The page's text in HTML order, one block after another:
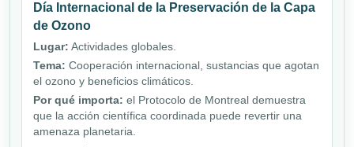
Día Internacional de la Preservación de la Capa
de Ozono
Lugar: Actividades globales.
Tema: Cooperación internacional, sustancias que agotan
el ozono y beneficios climáticos.
Por qué importa: el Protocolo de Montreal demuestra
que la acción científica coordinada puede revertir una
amenaza planetaria.